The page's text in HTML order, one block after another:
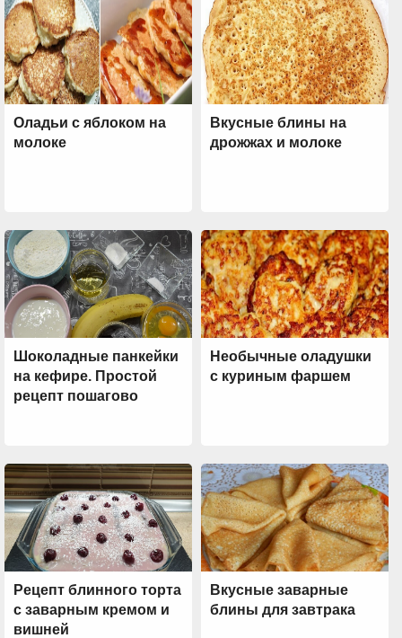
Оладьи с яблоком на
молоке
Вкусные блины на
дрожжах и молоке
Шоколадные панкейки
на кефире. Простой
рецепт пошагово
Необычные оладушки
с куриным фаршем
Рецепт блинного торта
с заварным кремом и
вишней
Вкусные заварные
блины для завтрака